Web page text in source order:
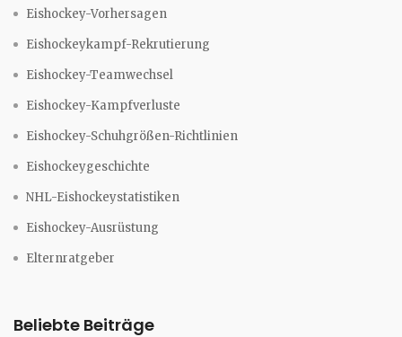
Eishockey-Vorhersagen
Eishockeykampf-Rekrutierung
Eishockey-Teamwechsel
Eishockey-Kampfverluste
Eishockey-Schuhgrößen-Richtlinien
Eishockeygeschichte
NHL-Eishockeystatistiken
Eishockey-Ausrüstung
Elternratgeber
Beliebte Beiträge